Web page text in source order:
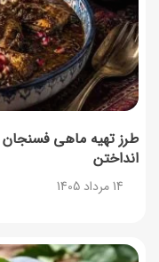
طرز تهیه ماهی
انداختن
14 مرداد 1405